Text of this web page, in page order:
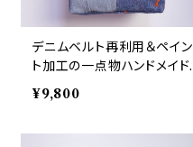
デニムベルト再利用＆ペイン
ト加工の一点物ハンドメイド
バッグ
¥9,800